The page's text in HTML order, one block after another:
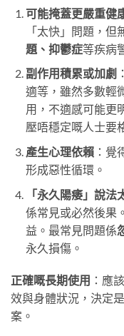
可能掩蓋更嚴重健
「太快」問題，但
題、抑鬱症等疾病
副作用積累或加劇
適等，雖然多數輕
用，不適感可能更
壓唔穩定嘅人士要
產生心理依賴：覺
形成惡性循環。
「永久陽痿」說法
係常見或必然後果
益。最常見問題係
永久損傷。
正確嘅長期使用 ：應
效與身體狀況，決定
案。